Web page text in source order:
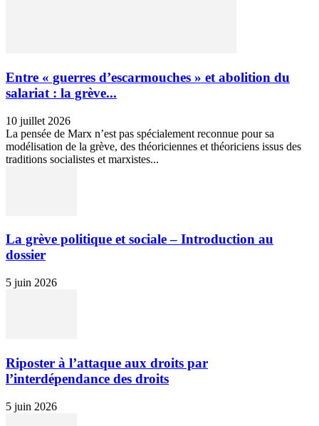
Entre « guerres d’escarmouches » et abolition du
salariat : la grève...
10 juillet 2026
La pensée de Marx n’est pas spécialement reconnue pour sa
modélisation de la grève, des théoriciennes et théoriciens issus des
traditions socialistes et marxistes...
La grève politique et sociale – Introduction au
dossier
5 juin 2026
Riposter à l’attaque aux droits par
l’interdépendance des droits
5 juin 2026